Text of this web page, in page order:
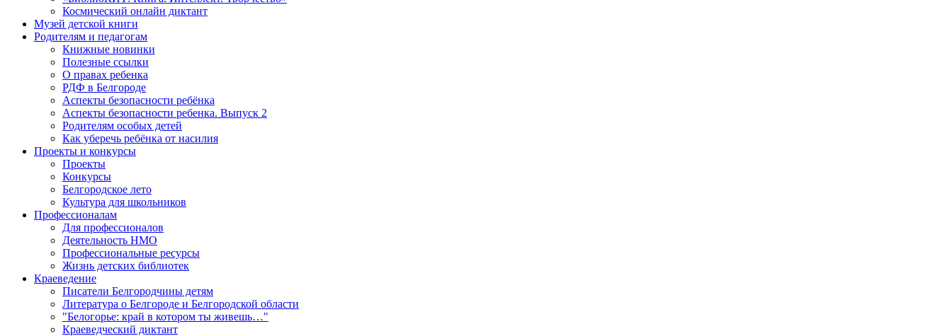
Космический онлайн диктант
Музей детской книги
Родителям и педагогам
Книжные новинки
Полезные ссылки
О правах ребенка
РДФ в Белгороде
Аспекты безопасности ребёнка
Аспекты безопасности ребенка. Выпуск 2
Родителям особых детей
Как уберечь ребёнка от насилия
Проекты и конкурсы
Проекты
Конкурсы
Белгородское лето
Культура для школьников
Профессионалам
Для профессионалов
Деятельность НМО
Профессиональные ресурсы
Жизнь детских библиотек
Краеведение
Писатели Белгородчины детям
Литература о Белгороде и Белгородской области
"Белогорье: край в котором ты живешь…"
Краеведческий диктант